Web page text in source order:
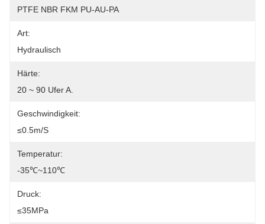
PTFE NBR FKM PU-AU-PA
Art:
Hydraulisch
Härte:
20 ~ 90 Ufer A.
Geschwindigkeit:
≤0.5m/s
Temperatur:
-35℃~110℃
Druck:
≤35MPa